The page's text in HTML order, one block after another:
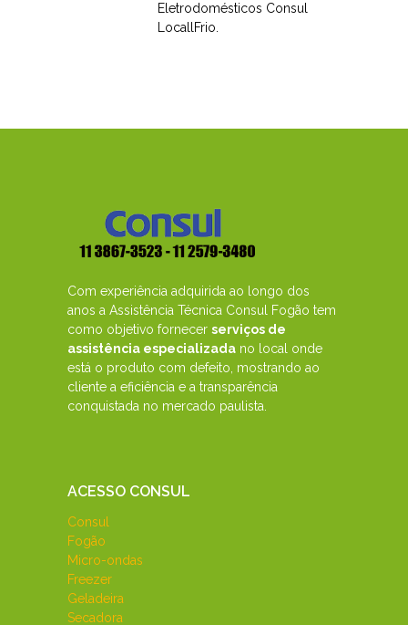
Eletrodomésticos Consul
LocallFrio.
Com experiência adquirida ao longo dos
anos a Assistência Técnica Consul Fogão tem
como objetivo fornecer serviços de
assistência especializada no local onde
está o produto com defeito, mostrando ao
cliente a eficiência e a transparência
conquistada no mercado paulista.
ACESSO CONSUL
Consul
Fogão
Micro-ondas
Freezer
Geladeira
Secadora